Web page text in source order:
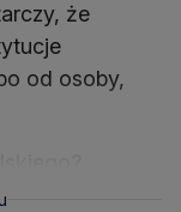
że
od osoby,